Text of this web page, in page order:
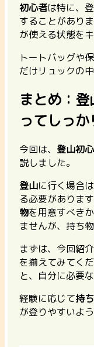
初心者は特に、
することがあり
が使える状態を
トートバッグや
だけリュックの
まとめ：
ってしっ
今回は、 登山初
説しました。
登山に行く場合
る必要があります
物を用意すべき
ませんが、持ち
まずは、今回紹
を揃えてみてく
と、自分に必要
経験に応じて持
が登りやすいよ